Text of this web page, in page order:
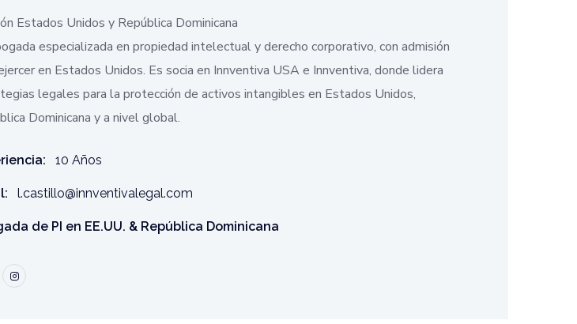
Estados Unidos y República Dominicana
especializada en propiedad intelectual y derecho corporativo, con admisión
en Estados Unidos. Es socia en Innventiva USA e Innventiva, donde lidera
legales para la protección de activos intangibles en Estados Unidos,
Dominicana y a nivel global.
10 Años
l.castillo@innventivalegal.com
de PI en EE.UU. & República Dominicana